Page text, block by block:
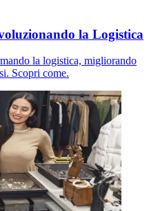
la Logistica
la logistica, migliorando
Scopri come.